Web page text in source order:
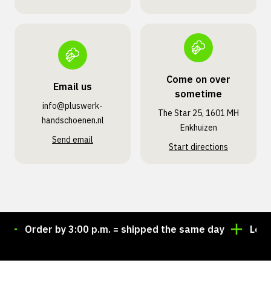
Email us
info@pluswerk­
handschoenen.nl
Send email
Come on over
sometime
The Star 25, 1601 MH
Enkhuizen
Start directions
Order by 3:00 p.m. = shipped the same day